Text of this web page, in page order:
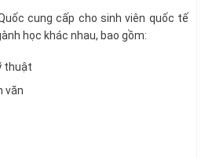
cung cấp cho sinh viên quốc tế
học khác nhau, bao gồm:
thuật
văn